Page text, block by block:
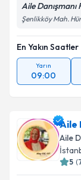
Aile Danışmanı
Şenlikköy Mah.
En Yakın Saatler
Yarın
09:00
Aile
Aile
5 (